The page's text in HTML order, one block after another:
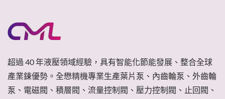
超過 40 年液壓領域經驗，具有智能化節能發展、整合全球
產業鍊優勢。全懋精機專業生產葉片泵、內齒輪泵、外齒輪
泵、電磁閥、積層閥、流量控制閥、壓力控制閥、止回閥、